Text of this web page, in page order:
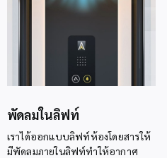
พัดลมในลิฟท์
เราได้ออกแบบลิฟท์ห้องโดยสารให้
มีพัดลมภายในลิฟท์ทำให้อากาศ